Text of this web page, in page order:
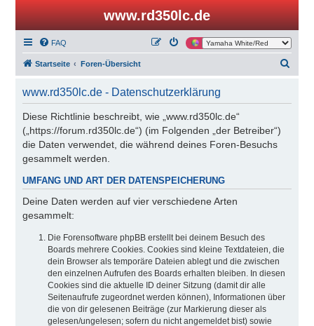
www.rd350lc.de
FAQ
Startseite Foren-Übersicht
www.rd350lc.de - Datenschutzerklärung
Diese Richtlinie beschreibt, wie „www.rd350lc.de“
(„https://forum.rd350lc.de“) (im Folgenden „der Betreiber“)
die Daten verwendet, die während deines Foren-Besuchs
gesammelt werden.
UMFANG UND ART DER DATENSPEICHERUNG
Deine Daten werden auf vier verschiedene Arten
gesammelt:
Die Forensoftware phpBB erstellt bei deinem Besuch des
Boards mehrere Cookies. Cookies sind kleine Textdateien, die
dein Browser als temporäre Dateien ablegt und die zwischen
den einzelnen Aufrufen des Boards erhalten bleiben. In diesen
Cookies sind die aktuelle ID deiner Sitzung (damit dir alle
Seitenaufrufe zugeordnet werden können), Informationen über
die von dir gelesenen Beiträge (zur Markierung dieser als
gelesen/ungelesen; sofern du nicht angemeldet bist) sowie